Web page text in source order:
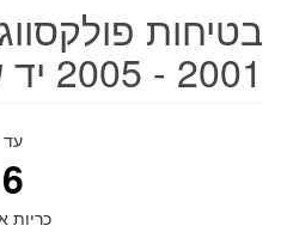
בטיחות
2001 - 2005 יד שנייה
עד
6
כריות